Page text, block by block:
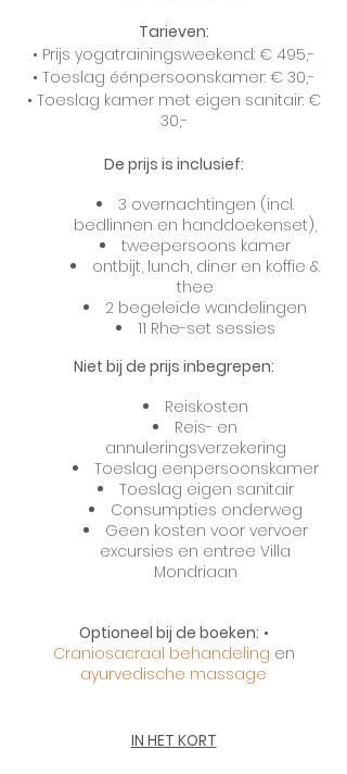
Tarieven:
• Prijs yogatrainingsweekend: € 495,-
• Toeslag éénpersoonskamer: € 30,-
• Toeslag kamer met eigen sanitair: €
30,-
De prijs is inclusief:
3 overnachtingen (incl.
bedlinnen en handdoekenset),
tweepersoons kamer
ontbijt, lunch, diner en koffie &
thee
2 begeleide wandelingen
11 Rhe-set sessies
Niet bij de prijs inbegrepen:
Reiskosten
Reis- en
annuleringsverzekering
Toeslag eenpersoonskamer
Toeslag eigen sanitair
Consumpties onderweg
Geen kosten voor vervoer
excursies en entree Villa
Mondriaan
Optioneel bij de boeken: •
Craniosacraal behandeling en
ayurvedische massage
IN HET KORT